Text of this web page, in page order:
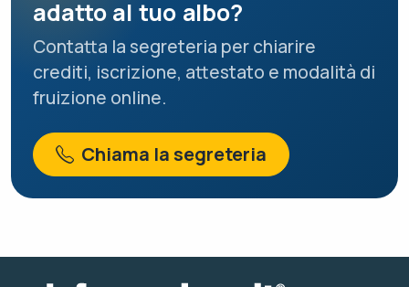
adatto al tuo albo?
Contatta la segreteria per chiarire
crediti, iscrizione, attestato e modalità di
fruizione online.
Chiama la segreteria